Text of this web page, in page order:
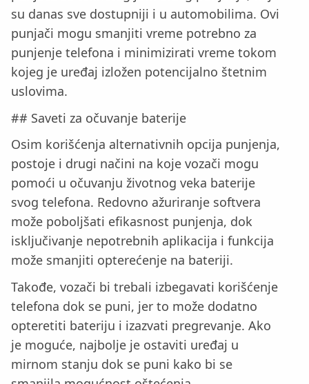
su danas sve dostupniji i u automobilima. Ovi
punjači mogu smanjiti vreme potrebno za
punjenje telefona i minimizirati vreme tokom
kojeg je uređaj izložen potencijalno štetnim
uslovima.
## Saveti za očuvanje baterije
Osim korišćenja alternativnih opcija punjenja,
postoje i drugi načini na koje vozači mogu
pomoći u očuvanju životnog veka baterije
svog telefona. Redovno ažuriranje softvera
može poboljšati efikasnost punjenja, dok
isključivanje nepotrebnih aplikacija i funkcija
može smanjiti opterećenje na bateriji.
Takođe, vozači bi trebali izbegavati korišćenje
telefona dok se puni, jer to može dodatno
opteretiti bateriju i izazvati pregrevanje. Ako
je moguće, najbolje je ostaviti uređaj u
mirnom stanju dok se puni kako bi se